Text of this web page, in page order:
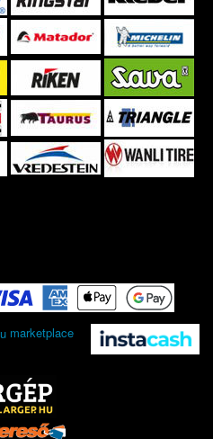
marketplace